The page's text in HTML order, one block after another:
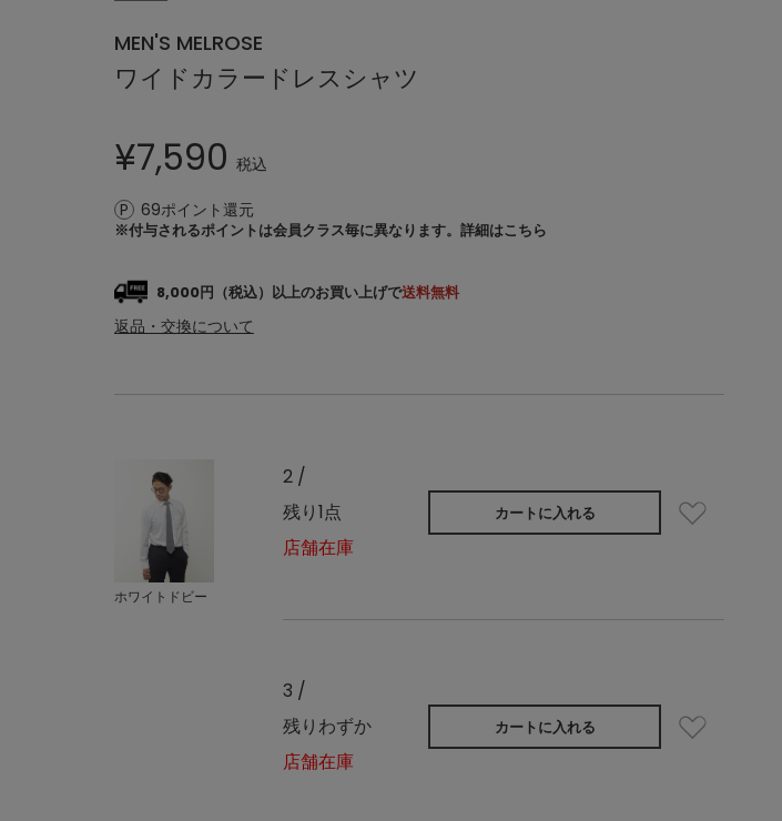
MEN'S MELROSE
ワイドカラードレスシャツ
¥7,590 税込
69ポイント還元
※付与されるポイントは会員クラス毎に異なります。 詳細はこちら
8,000円（税込）以上のお買い上げで送料無料
返品・交換について
ホワイトドビー
2 /
残り1点
店舗在庫
カートに入れる
3 /
残りわずか
店舗在庫
カートに入れる